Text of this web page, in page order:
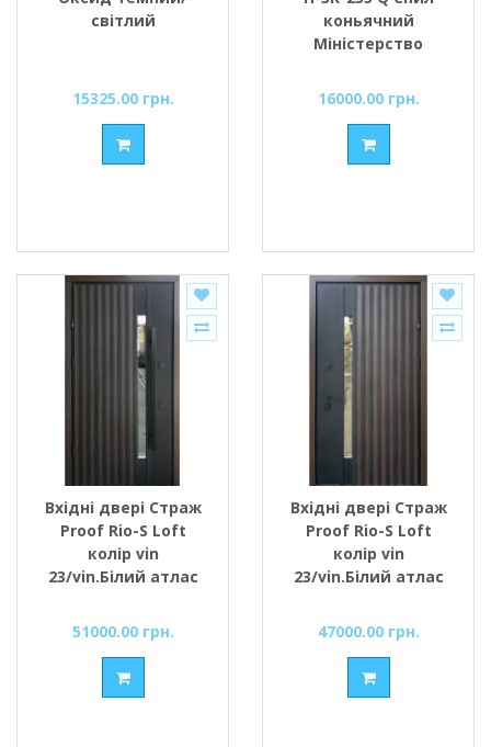
світлий
15325.00 грн.
коньячний
Міністерство
16000.00 грн.
Вхідні двері Страж
Proof Rio-S Loft
колір vin
23/vin.Білий атлас
51000.00 грн.
Вхідні двері Страж
Proof Rio-S Loft
колір vin
23/vin.Білий атлас
47000.00 грн.